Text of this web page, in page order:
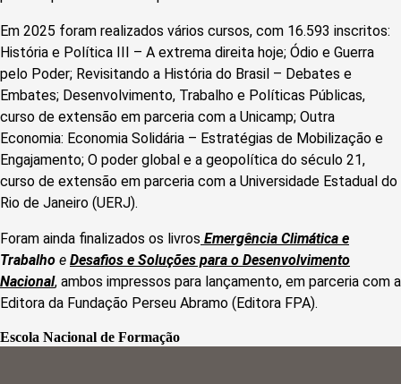
Em 2025 foram realizados vários cursos, com 16.593 inscritos:
História e Política III – A extrema direita hoje; Ódio e Guerra
pelo Poder; Revisitando a História do Brasil – Debates e
Embates; Desenvolvimento, Trabalho e Políticas Públicas,
curso de extensão em parceria com a Unicamp; Outra
Economia: Economia Solidária – Estratégias de Mobilização e
Engajamento; O poder global e a geopolítica do século 21,
curso de extensão em parceria com a Universidade Estadual do
Rio de Janeiro (UERJ).
Foram ainda finalizados os livros Emergência Climática e
Trabalho e Desafios e Soluções para o Desenvolvimento
Nacional, ambos impressos para lançamento, em parceria com a
Editora da Fundação Perseu Abramo (Editora FPA).
Escola Nacional de Formação